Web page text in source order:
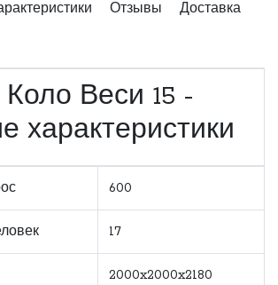
Отзывы Доставка
Веси 15 -
характеристики
600
17
2000x2000x2180